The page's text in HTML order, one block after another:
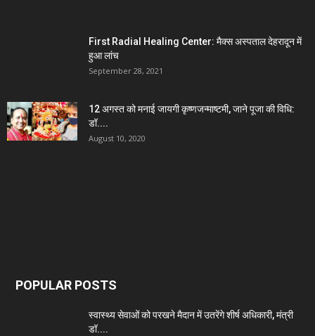
First Radial Healing Center: मैक्स अस्पताल देहरादून में
हुआ लांच
September 28, 2021
12 अगस्त को मनाई जायगी कृष्णजन्माष्टमी, जाने पूजा की विधि:
डॉ....
August 10, 2020
POPULAR POSTS
स्वास्थ्य सेवाओं को परखने मैदान में उतरेंगे शीर्ष अधिकारी, मंत्री
डॉ....